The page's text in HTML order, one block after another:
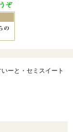
ぞ
ーと・セミスイート